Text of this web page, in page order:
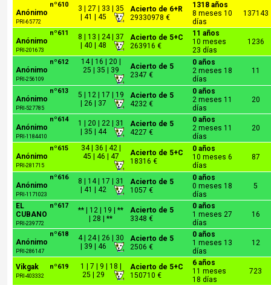
nº610
Anónimo
PRI-65772
3 | 27 | 33 | 35
| 41 | 45
Acierto de 6+R
29330978 €
1318 años
8 meses 10
días
137143
nº611
Anónimo
PRI-201673
8 | 13 | 24 | 37
| 40 | 48
Acierto de 5+C
263916 €
11 años
10 meses
23 días
1236
nº612
Anónimo
PRI-256109
14 | 16 | 20 |
25 | 35 | 39
Acierto de 5
2347 €
0 años
2 meses 18
días
11
nº613
Anónimo
PRI-527785
5 | 12 | 17 | 19
| 26 | 37
Acierto de 5
4232 €
0 años
2 meses 11
días
20
nº614
Anónimo
PRI-1184410
1 | 20 | 22 | 31
| 35 | 44
Acierto de 5
4227 €
0 años
2 meses 11
días
20
nº615
Anónimo
PRI-281715
34 | 36 | 42 |
45 | 46 | 47
Acierto de 5+C
18316 €
0 años
10 meses 6
días
87
nº616
Anónimo
PRI-1171023
8 | 14 | 17 | 31
| 41 | 42
Acierto de 5
1057 €
0 años
0 meses 18
días
5
nº617
EL
CUBANO
PRI-239772
** | 12 | 19 | **
| 28 | **
Acierto de 5
3348 €
0 años
1 meses 27
días
16
nº618
Anónimo
PRI-286147
4 | 24 | 26 | 30
| 39 | 46
Acierto de 5
2506 €
0 años
1 meses 13
días
12
nº619
Vikgak
PRI-403332
1 | 7 | 9 | 18 |
25 | 29
Acierto de 5+C
150710 €
6 años
11 meses
18 días
723